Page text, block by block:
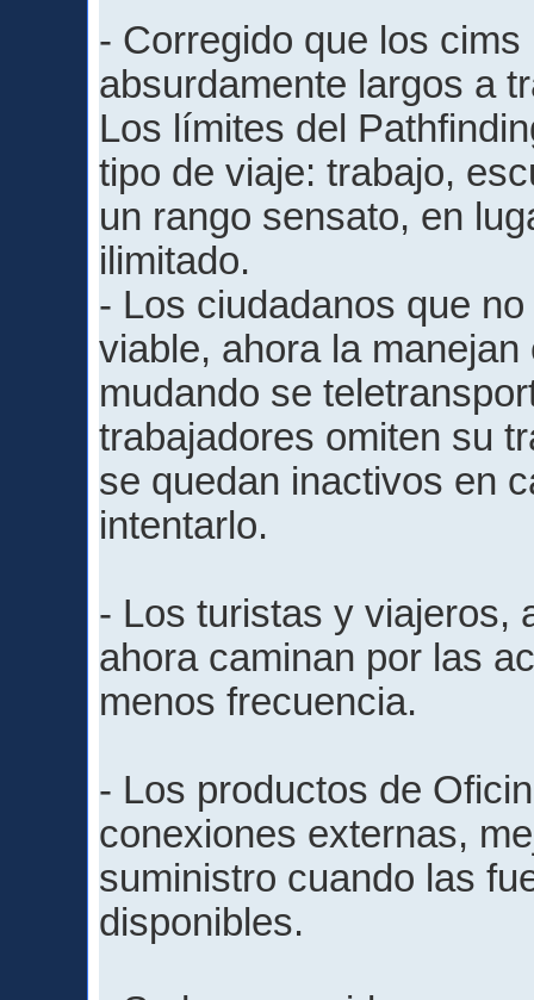
- Corregido que los
absurdamente largos a
Los límites del
tipo de viaje: trabajo,
un rango sensato, en
ilimitado.
- Los ciudadanos que
viable, ahora la
mudando se
trabajadores omiten su
se quedan inactivos en
intentarlo.
- Los turistas y viajeros,
ahora caminan por las
menos frecuencia.
- Los productos de
conexiones externas,
suministro cuando las
disponibles.